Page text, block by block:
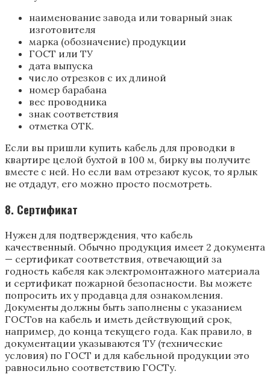
наименование завода или товарный знак
изготовителя
марка (обозначение) продукции
ГОСТ или ТУ
дата выпуска
число отрезков с их длиной
номер барабана
вес проводника
знак соответствия
отметка ОТК.
Если вы пришли купить кабель для проводки в
квартире целой бухтой в 100 м, бирку вы получите
вместе с ней. Но если вам отрезают кусок, то ярлык
не отдадут, его можно просто посмотреть.
8. Сертификат
Нужен для подтверждения, что кабель
качественный. Обычно продукция имеет 2 документа
— сертификат соответствия, отвечающий за
годность кабеля как электромонтажного материала
и сертификат пожарной безопасности. Вы можете
попросить их у продавца для ознакомления.
Документы должны быть заполнены с указанием
ГОСТов на кабель и иметь действующий срок,
например, до конца текущего года. Как правило, в
документации указываются ТУ (технические
условия) по ГОСТ и для кабельной продукции это
равносильно соответствию ГОСТу.